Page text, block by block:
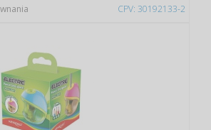
CPV: 30192133-2